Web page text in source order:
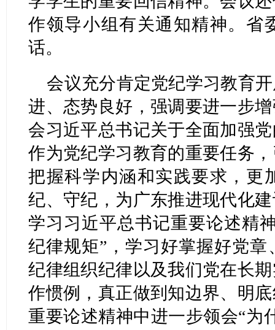
作领导小组有关通知精神。省
话。
会议充分肯定党纪学习教育
进、态势良好，强调要进一步
会习近平总书记关于全面加强
作为党纪学习教育的重要任务
把握科学内涵和实践要求，更
纪、守纪，为广东推进现代化
学习习近平总书记重要论述精
纪律规矩”，学习好掌握好党
纪律组织纪律以及我们党在长
作惯例，真正做到知边界、明
重要论述精神中进一步领会“为